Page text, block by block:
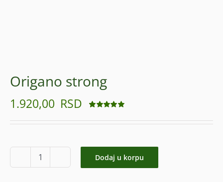
Origano strong
1.920,00 RSD
4.95od 5 na
Origano
strong
Dodaj u korpu